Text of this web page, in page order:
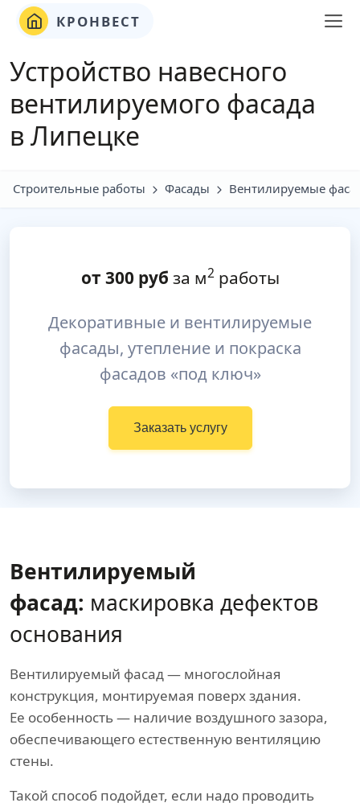
КРОНВЕСТ
Устройство навесного
вентилируемого фасада
в Липецке
Строительные работы Фасады Вентилируемые
от 300руб за м2работы
Декоративные и вентилируемые
фасады, утепление и покраска
фасадов «под ключ»
Заказать услугу
Вентилируемый
фасад: маскировка дефектов
основания
Вентилируемый фасад — многослойная
конструкция, монтируемая поверх здания.
Ее особенность — наличие воздушного зазора,
обеспечивающего естественную вентиляцию
стены.
Такой способ подойдет, если надо проводить